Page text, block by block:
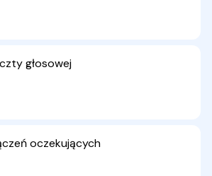
głosowej
oczekujących